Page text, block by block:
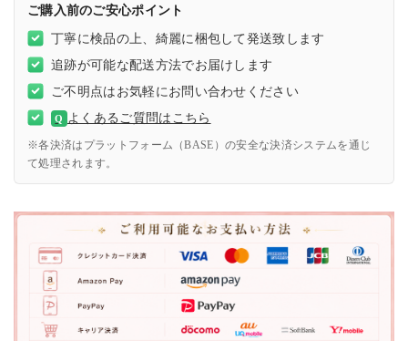
ご購入前のご安心ポイント
丁寧に検品の上、綺麗に梱包して発送致します
追跡が可能な配送方法でお届けします
ご不明点はお気軽にお問い合わせください
Q よくあるご質問はこちら
※各決済はプラットフォーム（BASE）の安全な決済システムを通じ
て処理されます。